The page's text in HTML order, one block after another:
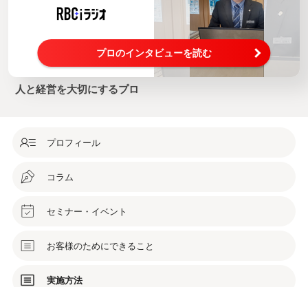
プロのインタビューを読む
人と経営を大切にするプロ
プロフィール
コラム
セミナー・イベント
お客様のためにできること
実施方法